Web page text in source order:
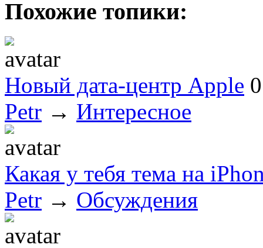
Похожие топики:
Новый дата-центр Apple 0
Petr → Интересное
Какая у тебя тема на
Petr → Обсуждения